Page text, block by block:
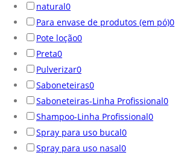
natural0
Para envase de produtos (em pó)0
Pote loção0
Preta0
Pulverizar0
Saboneteiras0
Saboneteiras-Linha Profissional0
Shampoo-Linha Profissional0
Spray para uso bucal0
Spray para uso nasal0